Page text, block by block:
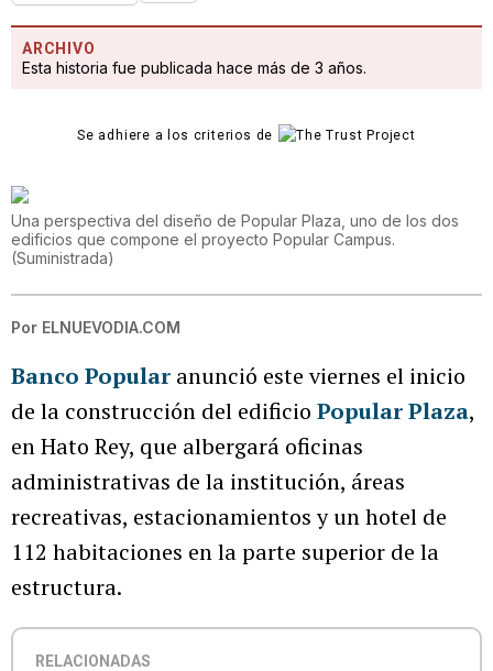
ARCHIVO
Esta historia fue publicada hace más de 3 años.
Se adhiere a los criterios de
Una perspectiva del diseño de Popular Plaza, uno de los dos
edificios que compone el proyecto Popular Campus.
(Suministrada)
Por ELNUEVODIA.COM
Banco Popular anunció este viernes el inicio
de la construcción del edificio Popular Plaza,
en Hato Rey, que albergará oficinas
administrativas de la institución, áreas
recreativas, estacionamientos y un hotel de
112 habitaciones en la parte superior de la
estructura.
RELACIONADAS